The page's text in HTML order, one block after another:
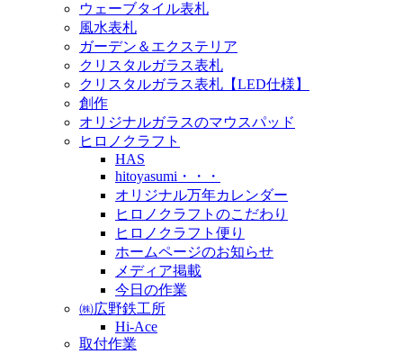
ウェーブタイル表札
風水表札
ガーデン＆エクステリア
クリスタルガラス表札
クリスタルガラス表札【LED仕様】
創作
オリジナルガラスのマウスパッド
ヒロノクラフト
HAS
hitoyasumi・・・
オリジナル万年カレンダー
ヒロノクラフトのこだわり
ヒロノクラフト便り
ホームページのお知らせ
メディア掲載
今日の作業
㈱広野鉄工所
Hi-Ace
取付作業